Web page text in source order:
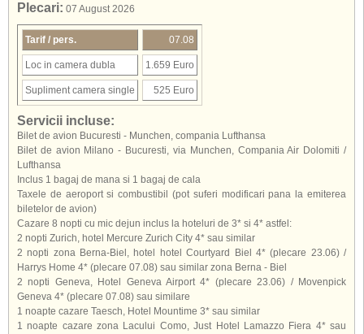
Plecari: 07 August 2026
Tarif / pers. 07.08
Loc in camera dubla 1.659 Euro
Supliment camera single 525 Euro
Servicii incluse:
Bilet de avion Bucuresti - Munchen, compania Lufthansa
Bilet de avion Milano - Bucuresti, via Munchen, Compania Air Dolomiti /
Lufthansa
Inclus 1 bagaj de mana si 1 bagaj de cala
Taxele de aeroport si combustibil (pot suferi modificari pana la emiterea
biletelor de avion)
Cazare 8 nopti cu mic dejun inclus la hoteluri de 3* si 4* astfel:
2 nopti Zurich, hotel Mercure Zurich City 4* sau similar
2 nopti zona Berna-Biel, hotel hotel Courtyard Biel 4* (plecare 23.06) /
Harrys Home 4* (plecare 07.08) sau similar zona Berna - Biel
2 nopti Geneva, Hotel Geneva Airport 4* (plecare 23.06) / Movenpick
Geneva 4* (plecare 07.08) sau similare
1 noapte cazare Taesch, Hotel Mountime 3* sau similar
1 noapte cazare zona Lacului Como, Just Hotel Lamazzo Fiera 4* sau